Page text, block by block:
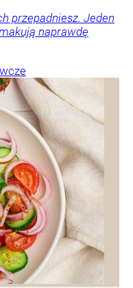
przepadniesz. Jeden
naprawdę